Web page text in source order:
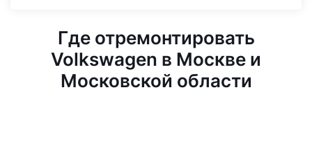
Где отремонтировать
Volkswagen в Москве и
Московской области